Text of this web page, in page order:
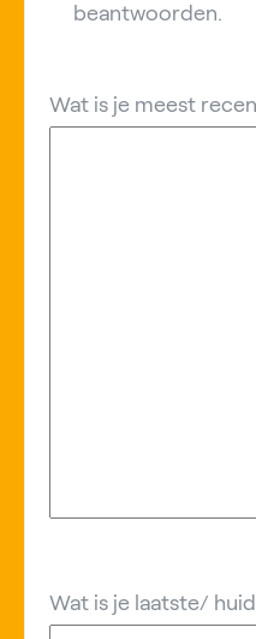
beantwoorden.
Wat is je meest
Wat is je laatste/